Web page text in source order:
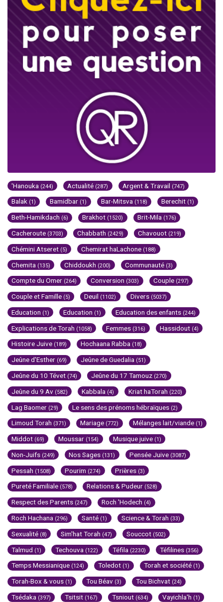
'Hanouka (244) Actualité (287) Argent & Travail (747)
Balak (1) Bamidbar (1) Bar-Mitsva (118) Berechit (1)
Beth-Hamikdach (6) Brakhot (1520) Brit-Mila (176)
Cacheroute (3703) Chabbath (2429) Chavouot (219)
Chémini Atseret (5) Chemirat haLachone (188)
Chemita (135) Chiddoukh (200) Communauté (3)
Compte du Omer (264) Conversion (303) Couple (297)
Couple et Famille (5) Deuil (1102) Divers (5037)
Education (1) Education (1) Education des enfants (244)
Explications de Torah (1058) Femmes (316) Hassidout (4)
Histoire Juive (189) Hochaana Rabba (18)
Jeûne d'Esther (69) Jeûne de Guedalia (51)
Jeûne du 10 Tévet (74) Jeûne du 17 Tamouz (270)
Jeûne du 9 Av (582) Kabbala (4) Kriat haTorah (220)
Lag Baomer (29) Le sens des prénoms hébraïques (2)
Limoud Torah (371) Mariage (772) Mélanges lait/viande (1)
Middot (69) Moussar (154) Musique juive (1)
Non-Juifs (249) Nos Sages (131) Pensée Juive (3087)
Pessah (1508) Pourim (274) Prières (3)
Pureté Familiale (578) Relations & Pudeur (528)
Respect des Parents (247) Roch 'Hodech (4)
Roch Hachana (296) Santé (1) Science & Torah (33)
Sexualité (8) Sim'hat Torah (47) Souccot (502)
Talmud (1) Techouva (122) Téfila (2230) Téfilines (356)
Temps Messianique (124) Toledot (1) Torah et société (1)
Torah-Box & vous (1) Tou Béav (3) Tou Bichvat (24)
Tsédaka (397) Tsitsit (167) Tsniout (634) Vayichla'h (1)